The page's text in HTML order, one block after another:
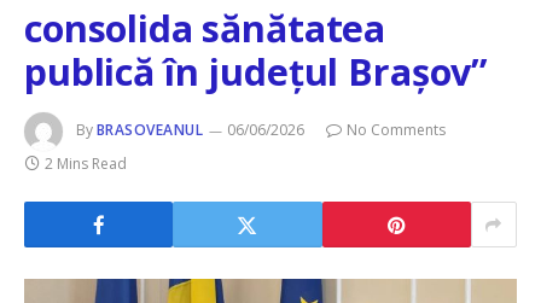
consolida sănătatea
publică în județul Brașov”
ByBRASOVEANUL 06/06/2026
No Comments
2 Mins Read